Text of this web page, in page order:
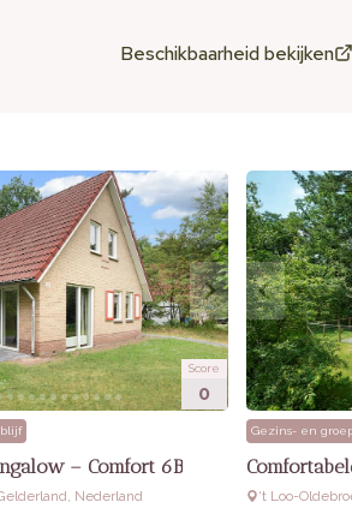
Beschikbaarheid bekijken
Score
0
– Comfort 6B
Nederland
Gezins- en
‘t Loo-